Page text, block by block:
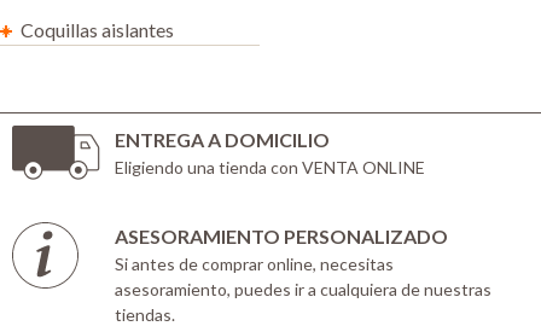
Coquillas aislantes
ENTREGA A DOMICILIO
Eligiendo una tienda con VENTA ONLINE
ASESORAMIENTO PERSONALIZADO
Si antes de comprar online, necesitas
asesoramiento, puedes ir a cualquiera de nuestras
tiendas.